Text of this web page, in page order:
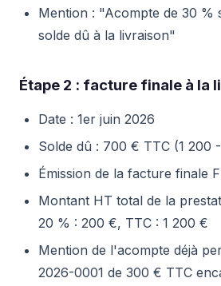
Mention : "Acompte de 30 %
solde dû à la livraison"
Étape 2 : facture finale à la
Date : 1er juin 2026
Solde dû : 700 € TTC (1 200
Émission de la facture finale
Montant HT total de la
20 % : 200 €, TTC : 1 200 €
Mention de l'acompte déjà
2026-0001 de 300 € TTC